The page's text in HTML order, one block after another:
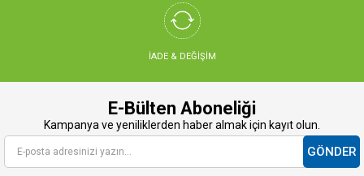
İADE & DEĞİŞİM
E-Bülten Aboneliği
Kampanya ve yeniliklerden haber almak için kayıt olun.
GÖNDER